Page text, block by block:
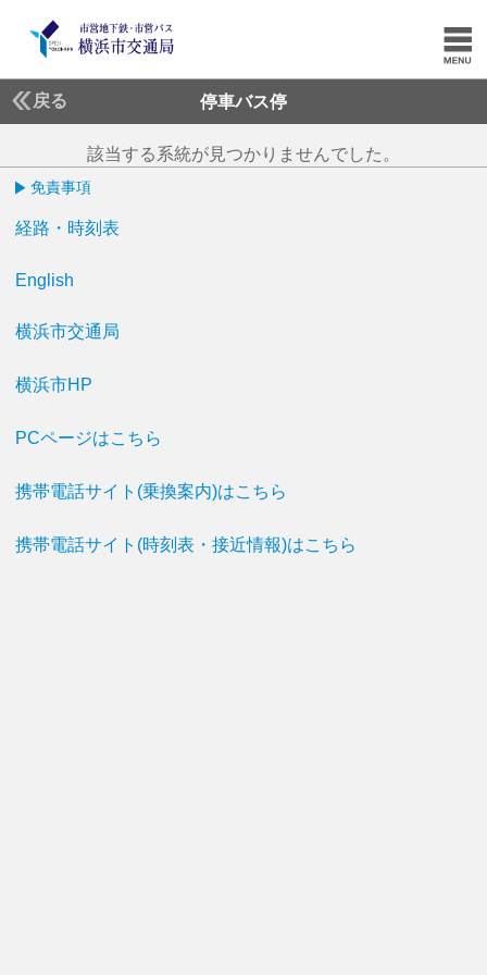
戻る 停車バス停
該当する系統が見つかりませんでした。
免責事項
経路・時刻表
English
横浜市交通局
横浜市HP
PCページはこちら
携帯電話サイト(乗換案内)はこちら
携帯電話サイト(時刻表・接近情報)はこちら